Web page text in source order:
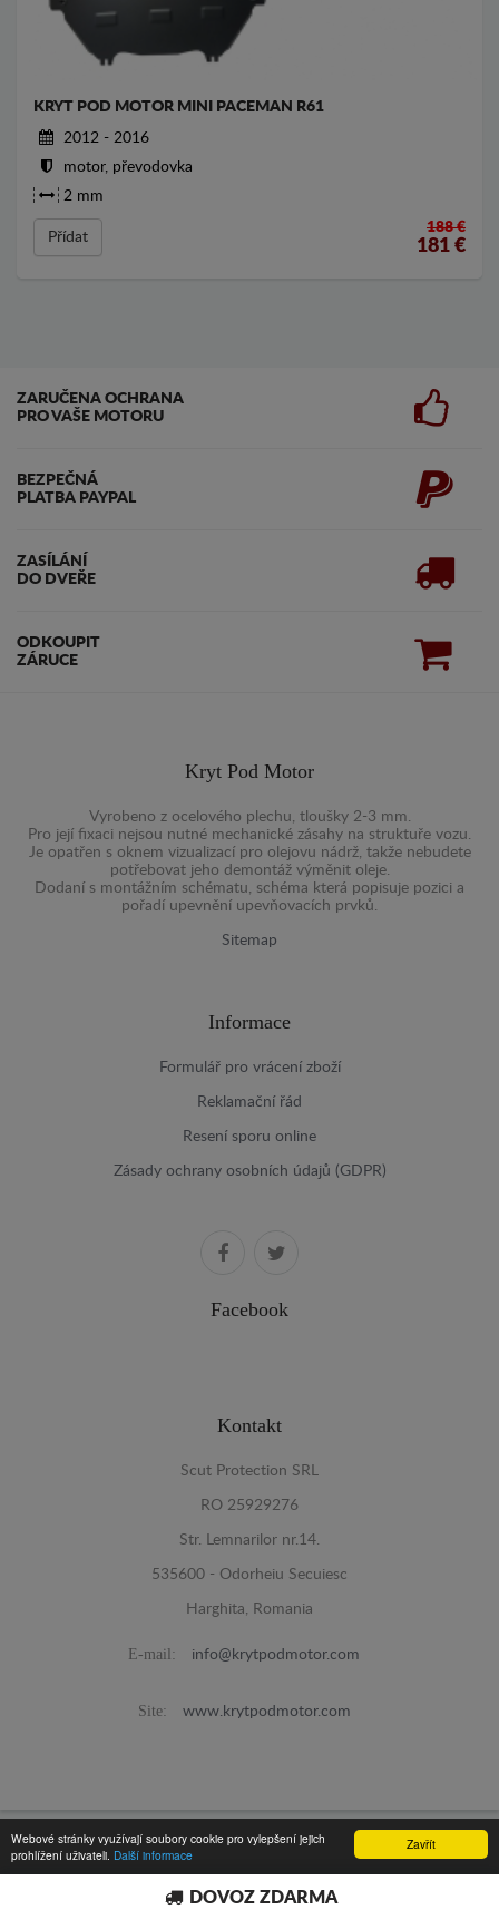
Zavřít
Webové stránky využívají soubory cookie pro vylepšení jejich
prohlížení uživateli. Další informace
KRYT POD MOTOR MINI PACEMAN R61
2012 - 2016
motor, převodovka
2 mm
Přídat
188 €
181 €
ZARUČENA OCHRANA
PRO VAŠE MOTORU
BEZPEČNÁ
PLATBA PAYPAL
ZASÍLÁNÍ
DO DVEŘE
ODKOUPIT
ZÁRUCE
Kryt Pod Motor
Vyrobeno z ocelového plechu, tloušky 2-3 mm.
Pro její fixaci nejsou nutné mechanické zásahy na struktuře vozu.
Je opatřen s oknem vizualizací pro olejovu nádrž, takže nebudete
potřebovat jeho demontáž výměnit oleje.
Dodaní s montážním schématu, schéma která popisuje pozici a
pořadí upevnění upevňovacích prvků.
Sitemap
Informace
Formulář pro vrácení zboží
Reklamační řád
Resení sporu online
Zásady ochrany osobních údajů (GDPR)
Facebook
Kontakt
Scut Protection SRL
RO 25929276
Str. Lemnarilor nr.14.
535600 - Odorheiu Secuiesc
Harghita, Romania
E-mail: info@krytpodmotor.com
Site: www.krytpodmotor.com
Kryt Pod Motor -
Programed Bylokopi WEB
DOVOZ ZDARMA